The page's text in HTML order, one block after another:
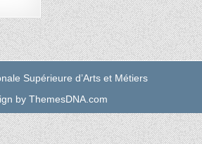
Supérieure d’Arts et Métiers
by ThemesDNA.com